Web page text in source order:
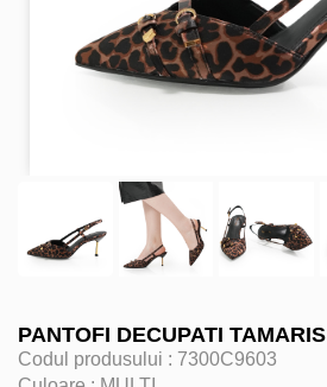
PANTOFI DECUPATI TAMARIS
Codul produsului : 7300C9603